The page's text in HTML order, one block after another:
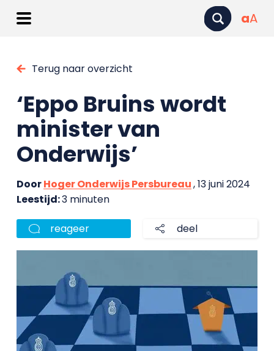
aA
Terug naar overzicht
‘Eppo Bruins wordt
minister van
Onderwijs’
DoorHoger Onderwijs Persbureau, 13 juni 2024
Leestijd:3 minuten
reageer deel